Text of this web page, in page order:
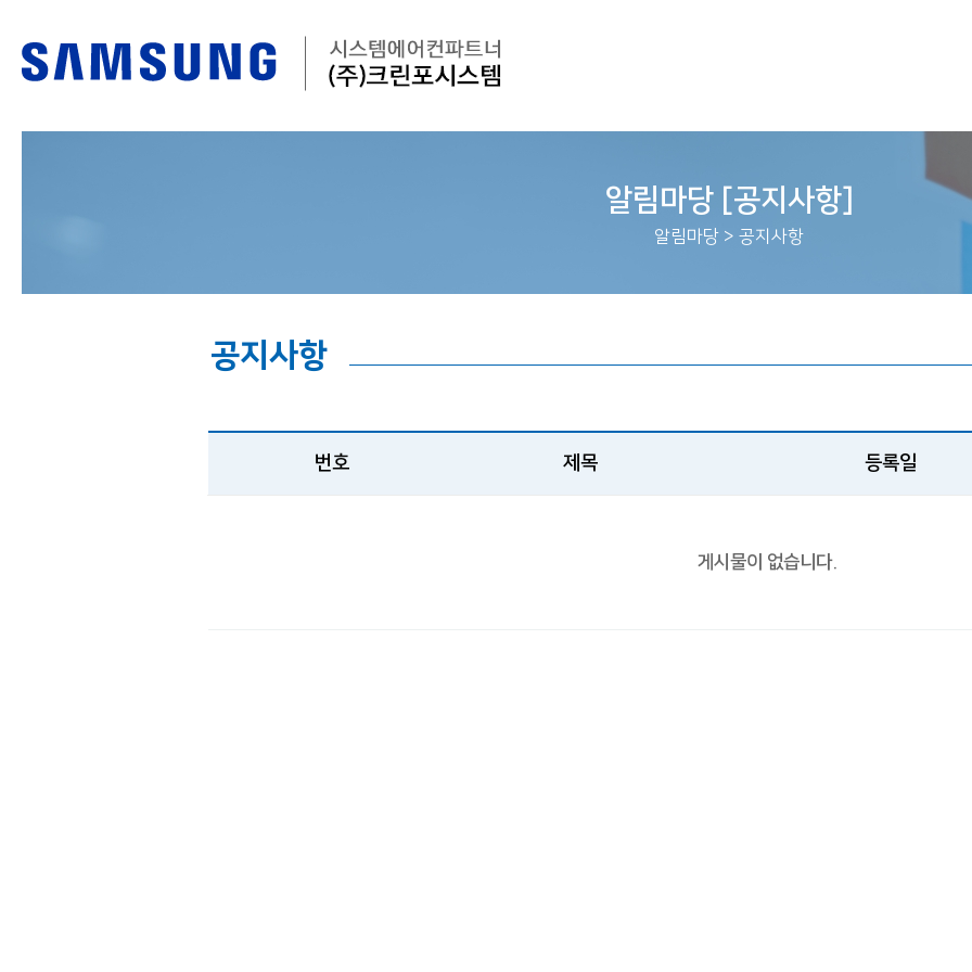
알림마당 [공지사항]
알림마당 > 공지사항
공지사항
번호 제목 등록일
게시물이 없습니다.